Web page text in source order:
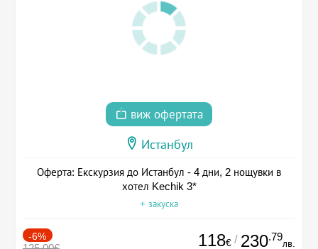
виж офертата
Истанбул
Оферта: Екскурзия до Истанбул - 4 дни, 2 нощувки в
хотел Kechik 3*
+ закуска
-6% 118€ / 230.79
лв.